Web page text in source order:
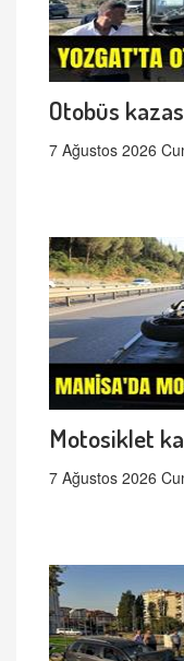
Otobüs
7 Ağustos 2026
Motosiklet
7 Ağustos 2026